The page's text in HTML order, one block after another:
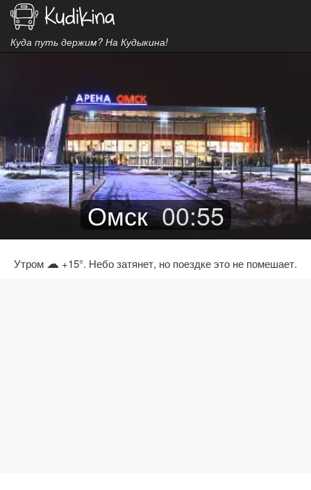
Куда путь держим? На Кудыкина!
Омск 00:55
Утром ☁ +15°. Небо затянет, но поездке это не помешает.